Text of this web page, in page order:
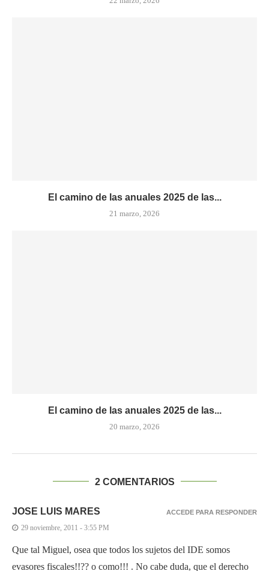
El camino de las anuales 2025 de las...
21 marzo, 2026
El camino de las anuales 2025 de las...
20 marzo, 2026
2 COMENTARIOS
JOSE LUIS MARES
29 noviembre, 2011 - 3:55 PM
Que tal Miguel, osea que todos los sujetos del IDE somos
evasores fiscales!!?? o como!!! . No cabe duda, que el derecho
ACCEDE PARA RESPONDER